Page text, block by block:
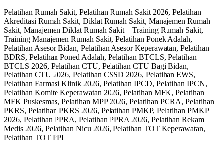
Pelatihan Rumah Sakit, Pelatihan Rumah Sakit 2026, Pelatihan
Akreditasi Rumah Sakit, Diklat Rumah Sakit, Manajemen Rumah
Sakit, Manajemen Diklat Rumah Sakit – Training Rumah Sakit,
Training Manajemen Rumah Sakit, Pelatihan Ponek Adalah,
Pelatihan Asesor Bidan, Pelatihan Asesor Keperawatan, Pelatihan
BDRS, Pelatihan Poned Adalah, Pelatihan BTCLS, Pelatihan
BTCLS 2026, Pelatihan CTU, Pelatihan CTU Bagi Bidan,
Pelatihan CTU 2026, Pelatihan CSSD 2026, Pelatihan EWS,
Pelatihan Farmasi Klinik 2026, Pelatihan IPCD, Pelatihan IPCN,
Pelatihan Komite Keperawatan 2026, Pelatihan MFK, Pelatihan
MFK Puskesmas, Pelatihan MPP 2026, Pelatihan PCRA, Pelatihan
PKRS, Pelatihan PKRS 2026, Pelatihan PMKP, Pelatihan PMKP
2026, Pelatihan PPRA, Pelatihan PPRA 2026, Pelatihan Rekam
Medis 2026, Pelatihan Nicu 2026, Pelatihan TOT Keperawatan,
Pelatihan TOT PPI